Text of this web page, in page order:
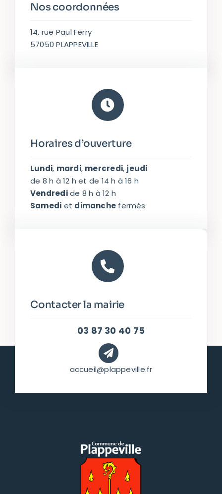
Nos coordonnées
14, rue Paul Ferry
57050 PLAPPEVILLE
Horaires d’ouverture
Lundi, mardi, mercredi, jeudi
de 8 h à 12 h et de 14 h à 16 h
Vendredide 8 h à 12 h
Samedi et dimanche fermés
Contacter la mairie
03 87 30 40 75
accueil@plappeville.fr